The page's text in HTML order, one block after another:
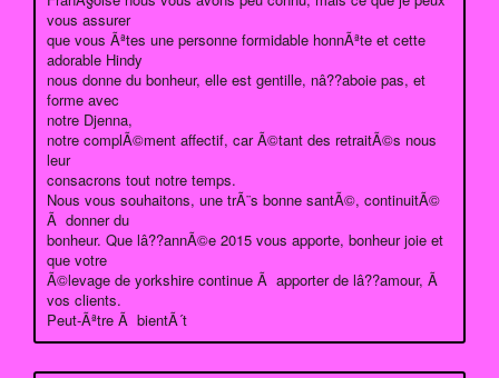
vous assurer
que vous Ãªtes une personne formidable honnÃªte et cette
adorable Hindy
nous donne du bonheur, elle est gentille, nâ??aboie pas, et
forme avec
notre Djenna,
notre complÃ©ment affectif, car Ã©tant des retraitÃ©s nous
leur
consacrons tout notre temps.
Nous vous souhaitons, une trÃ¨s bonne santÃ©, continuitÃ©
Ã donner du
bonheur. Que lâ??annÃ©e 2015 vous apporte, bonheur joie et
que votre
Ã©levage de yorkshire continue Ã apporter de lâ??amour, Ã
vos clients.
Peut-Ãªtre Ã bientÃ´t